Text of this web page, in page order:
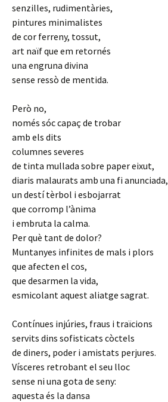
senzilles, rudimentàries,
pintures minimalistes
de cor ferreny, tossut,
art naïf que em retornés
una engruna divina
sense ressò de mentida.
Però no,
només sóc capaç de trobar
amb els dits
columnes severes
de tinta mullada sobre paper eixut,
diaris malaurats amb una fi anunciada,
un destí tèrbol i esbojarrat
que corromp l’ànima
i embruta la calma.
Per què tant de dolor?
Muntanyes infinites de mals i plors
que afecten el cos,
que desarmen la vida,
esmicolant aquest aliatge sagrat.
Contínues injúries, fraus i traïcions
servits dins sofisticats còctels
de diners, poder i amistats perjures.
Vísceres retrobant el seu lloc
sense ni una gota de seny:
aquesta és la dansa